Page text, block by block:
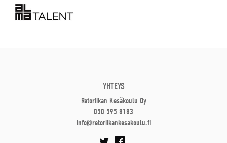
YHTEYS
Retoriikan Kesäkoulu Oy
050 595 8183
info@retoriikankesakoulu.fi